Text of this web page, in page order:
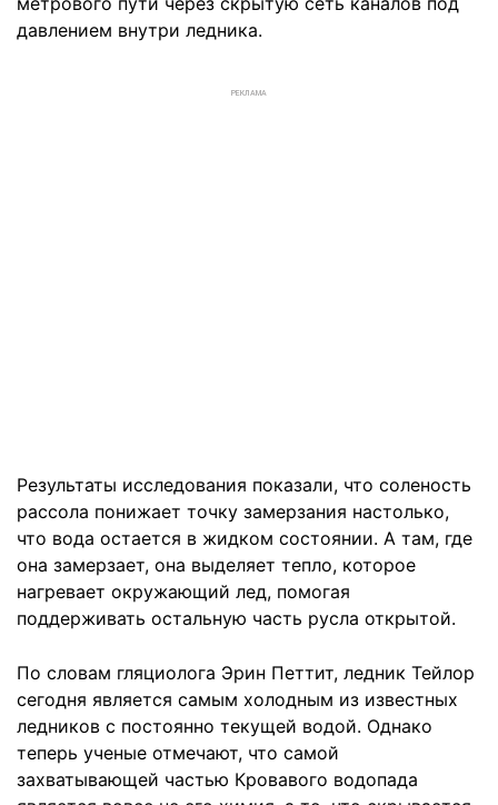
давлением внутри ледника.
РЕКЛАМА
Результаты исследования показали, что соленость
рассола понижает точку замерзания настолько,
что вода остается в жидком состоянии. А там, где
она замерзает, она выделяет тепло, которое
нагревает окружающий лед, помогая
поддерживать остальную часть русла открытой.
По словам гляциолога Эрин Петтит, ледник Тейлор
сегодня является самым холодным из известных
ледников с постоянно текущей водой. Однако
теперь ученые отмечают, что самой
захватывающей частью Кровавого водопада